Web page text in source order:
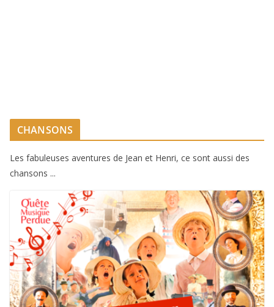
CHANSONS
Les fabuleuses aventures de Jean et Henri, ce sont aussi des
chansons ...